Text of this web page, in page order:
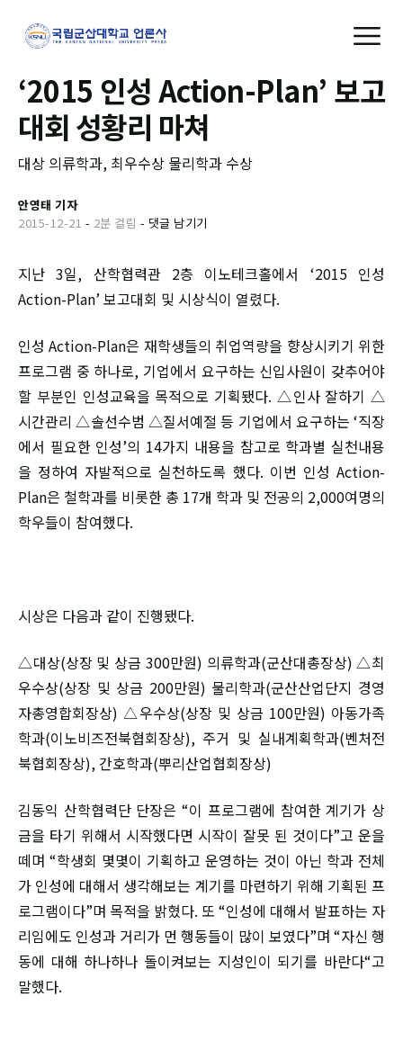
‘2015 인성 Action-Plan’ 보고
대회 성황리 마쳐
대상 의류학과, 최우수상 물리학과 수상
안영태 기자
2015-12-21 - 2분 걸림 - 댓글 남기기
지난 3일, 산학협력관 2층 이노테크홀에서 ‘2015 인성
Action-Plan’ 보고대회 및 시상식이 열렸다.
인성 Action-Plan은 재학생들의 취업역량을 향상시키기 위한
프로그램 중 하나로, 기업에서 요구하는 신입사원이 갖추어야
할 부분인 인성교육을 목적으로 기획됐다. △인사 잘하기 △
시간관리 △솔선수범 △질서예절 등 기업에서 요구하는 ‘직장
에서 필요한 인성’의 14가지 내용을 참고로 학과별 실천내용
을 정하여 자발적으로 실천하도록 했다. 이번 인성 Action-
Plan은 철학과를 비롯한 총 17개 학과 및 전공의 2,000여명의
학우들이 참여했다.
시상은 다음과 같이 진행됐다.
△대상(상장 및 상금 300만원) 의류학과(군산대총장상) △최
우수상(상장 및 상금 200만원) 물리학과(군산산업단지 경영
자총영합회장상) △우수상(상장 및 상금 100만원) 아동가족
학과(이노비즈전북협회장상), 주거 및 실내계획학과(벤처전
북협회장상), 간호학과(뿌리산업협회장상)
김동익 산학협력단 단장은 “이 프로그램에 참여한 계기가 상
금을 타기 위해서 시작했다면 시작이 잘못 된 것이다”고 운을
떼며 “학생회 몇몇이 기획하고 운영하는 것이 아닌 학과 전체
가 인성에 대해서 생각해보는 계기를 마련하기 위해 기획된 프
로그램이다”며 목적을 밝혔다. 또 “인성에 대해서 발표하는 자
리임에도 인성과 거리가 먼 행동들이 많이 보였다”며 “자신 행
동에 대해 하나하나 돌이켜보는 지성인이 되기를 바란다“고
말했다.